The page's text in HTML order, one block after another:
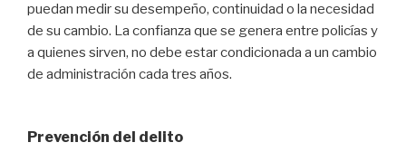
puedan medir su desempeño, continuidad o la necesidad
de su cambio. La confianza que se genera entre policías y
a quienes sirven, no debe estar condicionada a un cambio
de administración cada tres años.
Prevención del delito